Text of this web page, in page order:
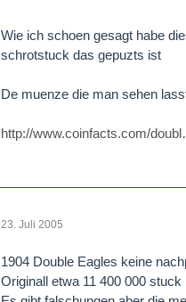
Wie ich schoen gesagt habe
schrotstuck das gepuzts ist
De muenze die man sehen
http://www.coinfacts.com/
23. Juli 2005
1904 Double Eagles keine
Originall etwa 11 400 000 stuck